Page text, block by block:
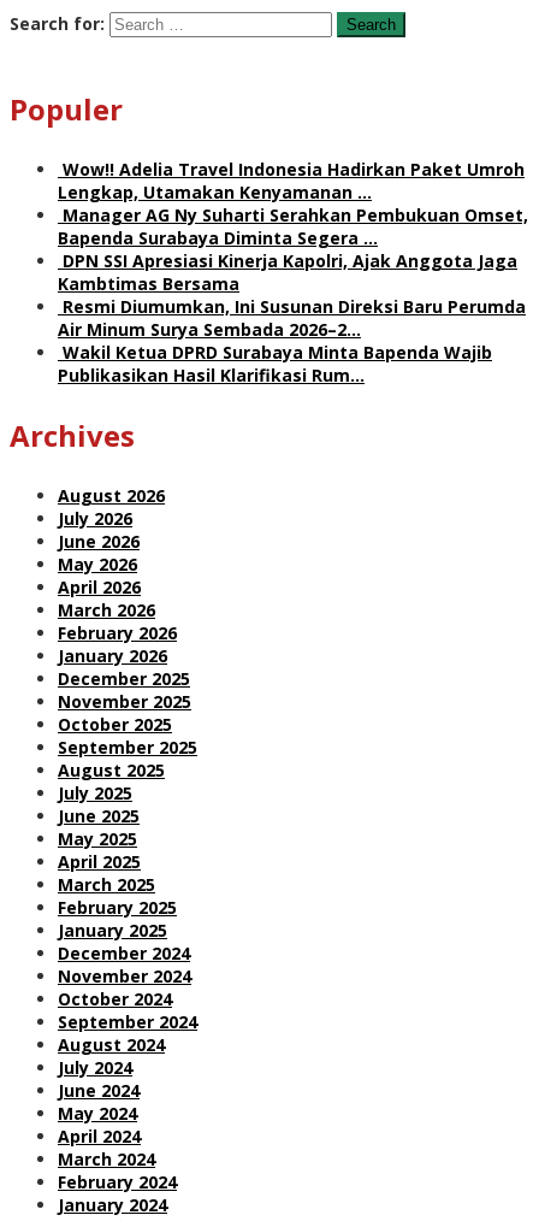
Search for:
Populer
Wow!! Adelia Travel Indonesia Hadirkan Paket Umroh
Lengkap, Utamakan Kenyamanan …
Manager AG Ny Suharti Serahkan Pembukuan Omset,
Bapenda Surabaya Diminta Segera …
DPN SSI Apresiasi Kinerja Kapolri, Ajak Anggota Jaga
Kambtimas Bersama
Resmi Diumumkan, Ini Susunan Direksi Baru Perumda
Air Minum Surya Sembada 2026–2…
Wakil Ketua DPRD Surabaya Minta Bapenda Wajib
Publikasikan Hasil Klarifikasi Rum…
Archives
August 2026
July 2026
June 2026
May 2026
April 2026
March 2026
February 2026
January 2026
December 2025
November 2025
October 2025
September 2025
August 2025
July 2025
June 2025
May 2025
April 2025
March 2025
February 2025
January 2025
December 2024
November 2024
October 2024
September 2024
August 2024
July 2024
June 2024
May 2024
April 2024
March 2024
February 2024
January 2024